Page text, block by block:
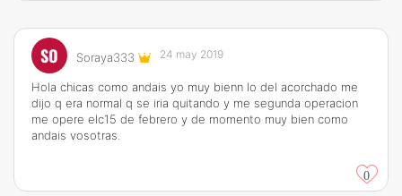
SO Soraya333 24 may 2019
Hola chicas como andais yo muy bienn lo del acorchado me
dijo q era normal q se iria quitando y me segunda operacion
me opere elc15 de febrero y de momento muy bien como
andais vosotras.
0